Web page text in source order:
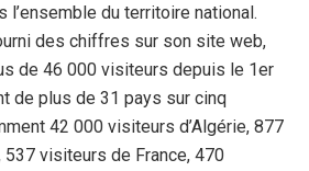
l’ensemble du territoire national.
des chiffres sur son site web,
de 46 000 visiteurs depuis le 1er
de plus de 31 pays sur cinq
42 000 visiteurs d’Algérie, 877
537 visiteurs de France, 470